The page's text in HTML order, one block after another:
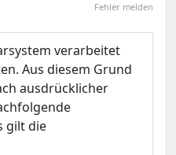
Fehler melden
verarbeitet
Aus diesem Grund
ausdrücklicher
gilt die